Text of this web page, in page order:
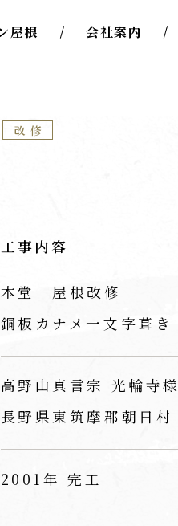
屋根 会社案内
改修
工事内容
本堂 屋根改修
銅板カナメ一文字葺き
高野山真言宗 光輪寺様
長野県東筑摩郡朝日村
2001年 完工